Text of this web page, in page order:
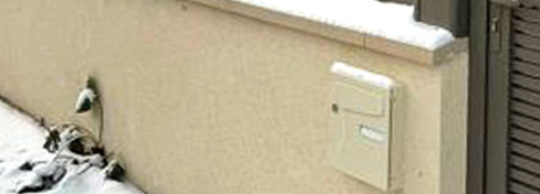
de choix
voiture
de choix
> Porche d'entrée
> Cuisine extérieure
aluminium > Tous nos habillages extérieurs
aluminium > Habillage de jardinière